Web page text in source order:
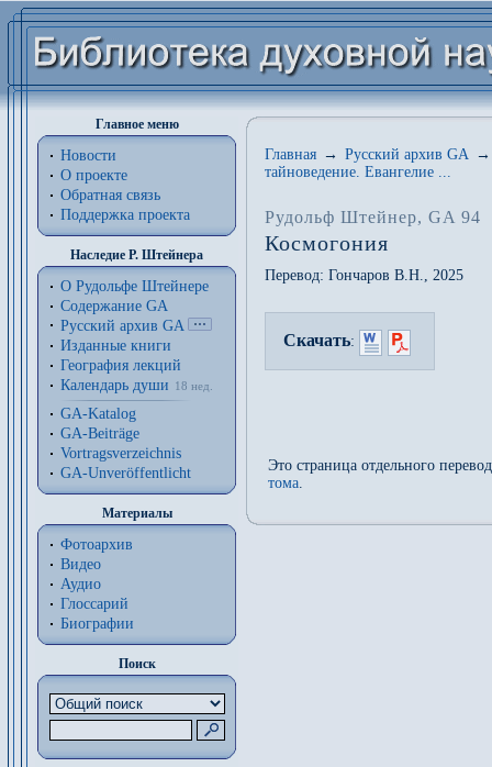
Главное меню
Новости
О проекте
Обратная связь
Поддержка проекта
Наследие Р. Штейнера
О Рудольфе Штейнере
Содержание GA
Русский архив GA
Изданные книги
География лекций
Календарь души
18 нед.
GA-Katalog
GA-Beiträge
Vortragsverzeichnis
GA-Unveröffentlicht
Материалы
Фотоархив
Видео
Аудио
Глоссарий
Биографии
Поиск
Главная → Русский архив GA →
тайноведение. Евангелие ...
Рудольф Штейнер, GA 94
Космогония
Перевод: Гончаров В.Н., 2025
Скачать:
Это страница отдельного
тома.